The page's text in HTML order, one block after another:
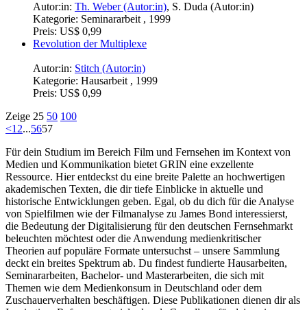
Autor:in: Th. Weber (Autor:in), S. Duda (Autor:in)
Kategorie: Seminararbeit , 1999
Preis: US$ 0,99
Revolution der Multiplexe
Autor:in: Stitch (Autor:in)
Kategorie: Hausarbeit , 1999
Preis: US$ 0,99
Zeige 25 50 100
<12...5657
Für dein Studium im Bereich Film und Fernsehen im Kontext von
Medien und Kommunikation bietet GRIN eine exzellente
Ressource. Hier entdeckst du eine breite Palette an hochwertigen
akademischen Texten, die dir tiefe Einblicke in aktuelle und
historische Entwicklungen geben. Egal, ob du dich für die Analyse
von Spielfilmen wie der Filmanalyse zu James Bond interessierst,
die Bedeutung der Digitalisierung für den deutschen Fernsehmarkt
beleuchten möchtest oder die Anwendung medienkritischer
Theorien auf populäre Formate untersuchst – unsere Sammlung
deckt ein breites Spektrum ab. Du findest fundierte Hausarbeiten,
Seminararbeiten, Bachelor- und Masterarbeiten, die sich mit
Themen wie dem Medienkonsum in Deutschland oder dem
Zuschauerverhalten beschäftigen. Diese Publikationen dienen dir als